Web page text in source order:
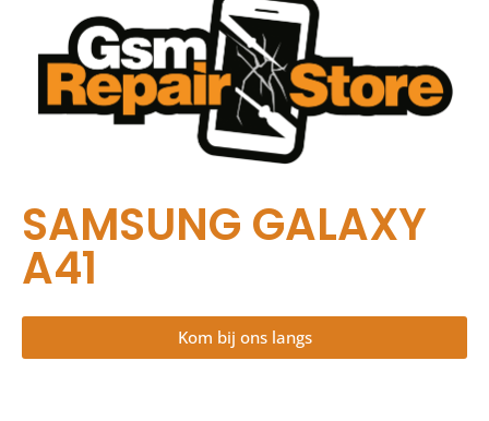
SAMSUNG GALAXY
A41
Kom bij ons langs